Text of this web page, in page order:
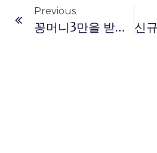
Previous
꽁머니3만을 받기 위한 조건과 방법 2